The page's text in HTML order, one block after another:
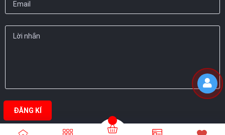
ĐĂNG KÍ